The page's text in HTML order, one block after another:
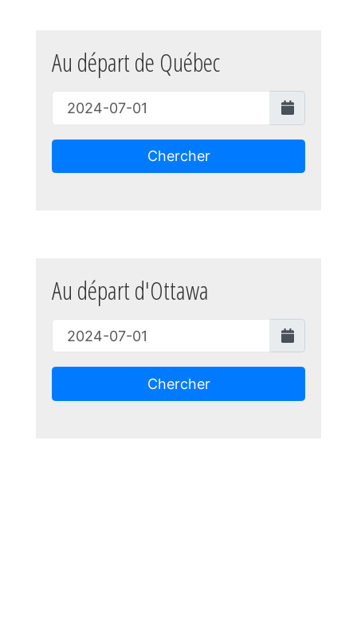
Au départ de Québec
Chercher
Au départ d'Ottawa
Chercher